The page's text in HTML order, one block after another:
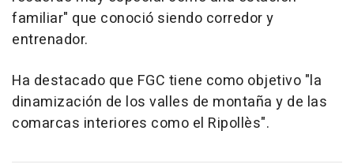
familiar" que conoció siendo corredor y
entrenador.
Ha destacado que FGC tiene como objetivo "la
dinamización de los valles de montaña y de las
comarcas interiores como el Ripollès".